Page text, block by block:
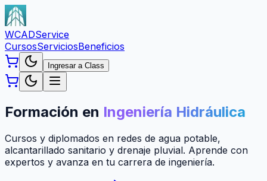
WCADService
CursosServiciosBeneficios
Ingresar a Class
Formación en Ingeniería Hidráulica
Cursos y diplomados en redes de agua potable,
alcantarillado sanitario y drenaje pluvial. Aprende con
expertos y avanza en tu carrera de ingeniería.